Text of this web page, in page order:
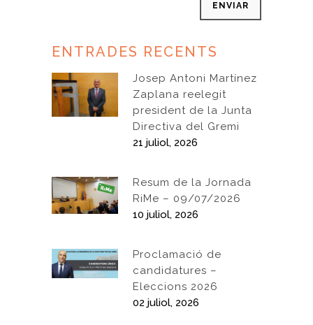
ENTRADES RECENTS
Josep Antoni Martínez
Zaplana reelegit
president de la Junta
Directiva del Gremi
21 juliol, 2026
Resum de la Jornada
RiMe – 09/07/2026
10 juliol, 2026
Proclamació de
candidatures –
Eleccions 2026
02 juliol, 2026